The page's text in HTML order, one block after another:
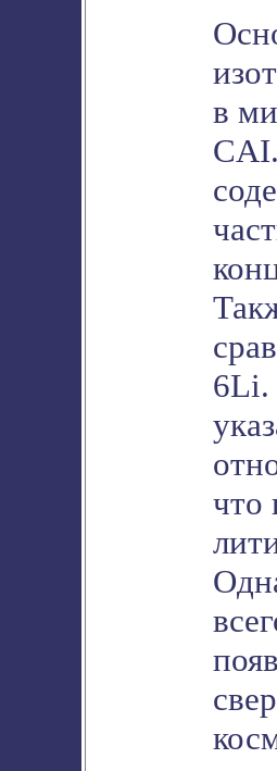
в
6Li.
что